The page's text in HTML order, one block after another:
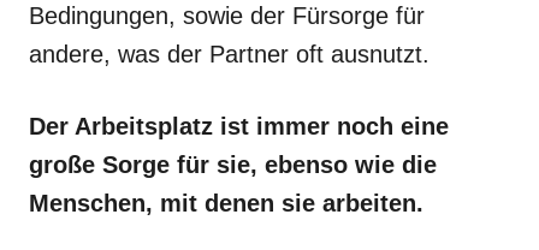
Bedingungen, sowie der Fürsorge für
andere, was der Partner oft ausnutzt.
Der Arbeitsplatz ist immer noch eine
große Sorge für sie, ebenso wie die
Menschen, mit denen sie arbeiten.